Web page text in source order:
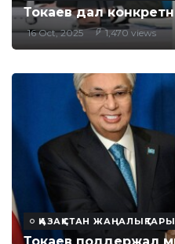
Токаев дал
16 Oct, 2025 1,470 views
ҚАЗАҚСТАН ЖАҢАЛЫҚТАРЫ